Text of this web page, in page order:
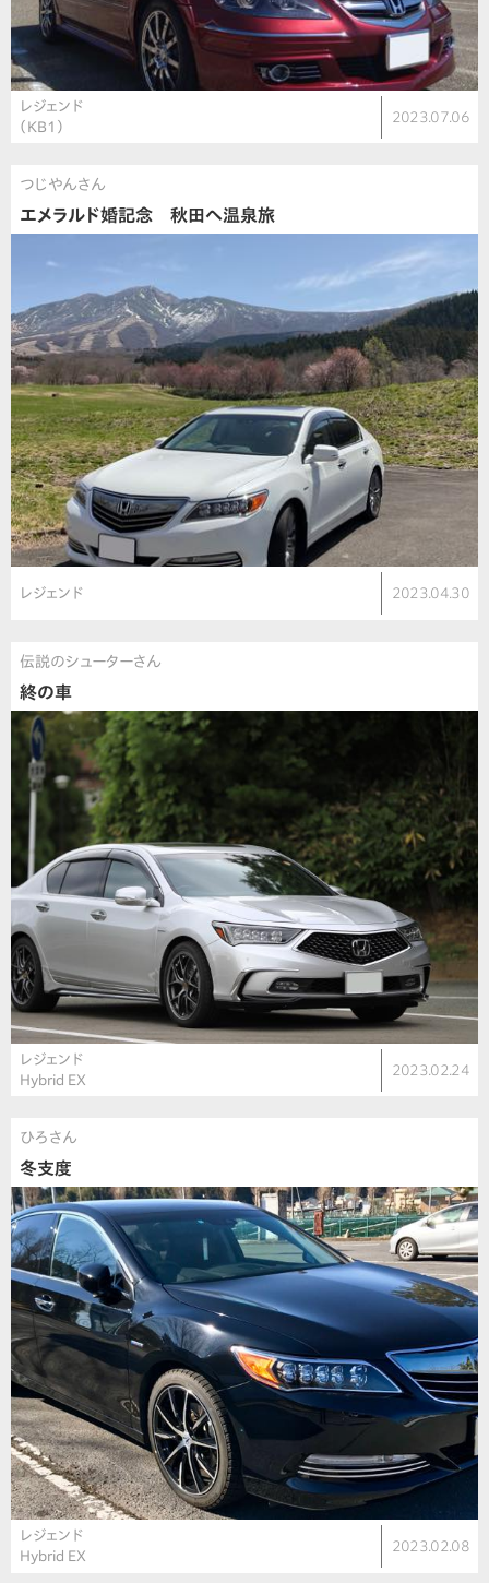
レジェンド
（KB1）
2023.07.06
つじやんさん
エメラルド婚記念 秋田へ温泉旅
レジェンド 2023.04.30
伝説のシューターさん
終の車
レジェンド
Hybrid EX
2023.02.24
ひろさん
冬支度
レジェンド
Hybrid EX
2023.02.08